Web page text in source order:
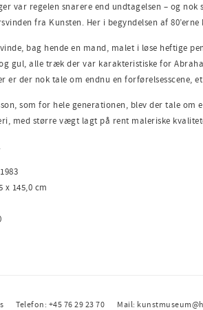
var regelen snarere end undtagelsen – og
fra Kunsten. Her i begyndelsen af
bag hende en mand, malet i løse heftige
gul, alle træk der var karakteristiske for
er der nok tale om endnu en forførelsesscene,
som for hele generationen, blev der tale
med større vægt lagt på rent maleriske
145,0 cm
Telefon: +45 76 29 23 70 Mail: